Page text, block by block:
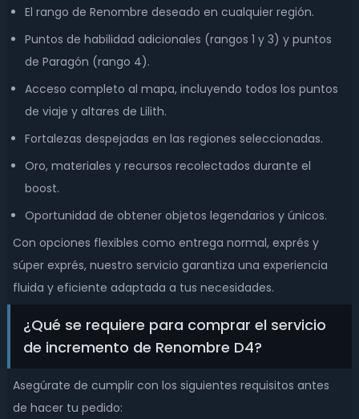
El rango de Renombre deseado en cualquier región.
Puntos de habilidad adicionales (rangos 1 y 3) y puntos
de Paragón (rango 4).
Acceso completo al mapa, incluyendo todos los puntos
de viaje y altares de Lilith.
Fortalezas despejadas en las regiones seleccionadas.
Oro, materiales y recursos recolectados durante el
boost.
Oportunidad de obtener objetos legendarios y únicos.
Con opciones flexibles como entrega normal, exprés y
súper exprés, nuestro servicio garantiza una experiencia
fluida y eficiente adaptada a tus necesidades.
¿Qué se requiere para comprar el servicio
de incremento de Renombre D4?
Asegúrate de cumplir con los siguientes requisitos antes
de hacer tu pedido: